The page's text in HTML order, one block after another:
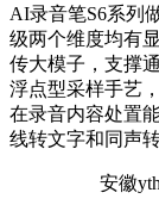
AI录音笔S6系列
级两个维度均有
传大模子，支撑
浮点型采样手艺
在录音内容处置
线转文字和同声
安徽